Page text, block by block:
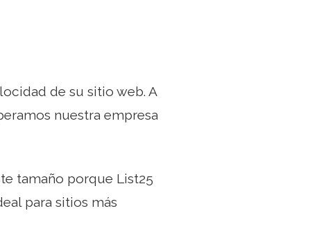
de su sitio web. A
nuestra empresa
tamaño porque List25
para sitios más